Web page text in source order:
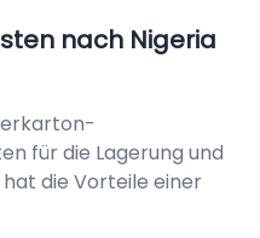
nach Nigeria
für die Lagerung und
die Vorteile einer